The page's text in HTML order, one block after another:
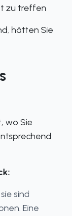
zu treffen
hätten Sie
wo Sie
sind
Eine